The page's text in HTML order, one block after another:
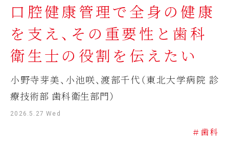
口腔健康管理で全身の健康
を支え、その重要性と歯科
衛生士の役割を伝えたい
小野寺芽美、小池咲、渡部千代（東北大学病院 診
療技術部 歯科衛生部門）
2026.5.27 Wed
＃歯科